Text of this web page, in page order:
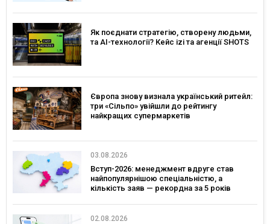
Як поєднати стратегію, створену людьми,
та AI-технології? Кейс izi та агенції SHOTS
Європа знову визнала український ритейл:
три «Сільпо» увійшли до рейтингу
найкращих супермаркетів
03.08.2026
Вступ-2026: менеджмент вдруге став
найпопулярнішою спеціальністю, а
кількість заяв — рекордна за 5 років
02.08.2026